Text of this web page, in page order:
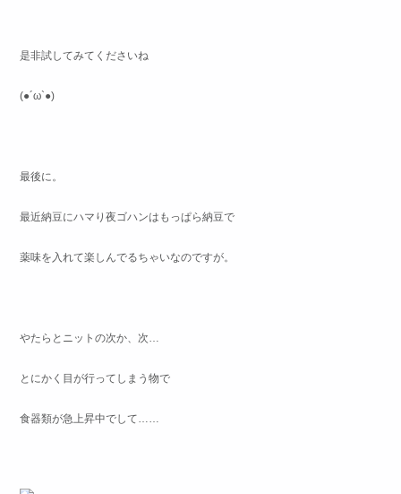
是非試してみてくださいね
(●´ω`●)
最後に。
最近納豆にハマり夜ゴハンはもっぱら納豆で
薬味を入れて楽しんでるちゃいなのですが。
やたらとニットの次か、次…
とにかく目が行ってしまう物で
食器類が急上昇中でして……